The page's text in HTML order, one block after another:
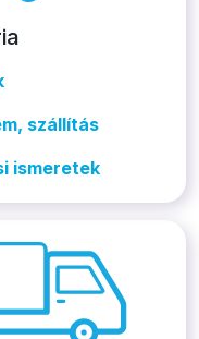
szállítás
ismeretek